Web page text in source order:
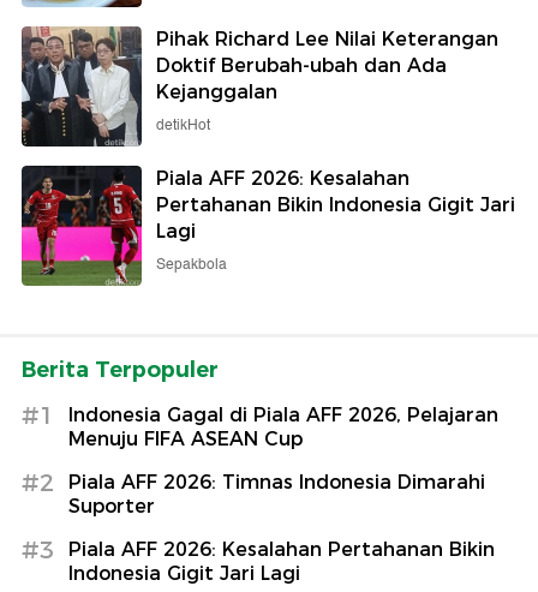
Pihak Richard Lee Nilai Keterangan
Doktif Berubah-ubah dan Ada
Kejanggalan
detikHot
Piala AFF 2026: Kesalahan
Pertahanan Bikin Indonesia Gigit Jari
Lagi
Sepakbola
Berita Terpopuler
#1
Indonesia Gagal di Piala AFF 2026, Pelajaran
Menuju FIFA ASEAN Cup
#2
Piala AFF 2026: Timnas Indonesia Dimarahi
Suporter
#3
Piala AFF 2026: Kesalahan Pertahanan Bikin
Indonesia Gigit Jari Lagi